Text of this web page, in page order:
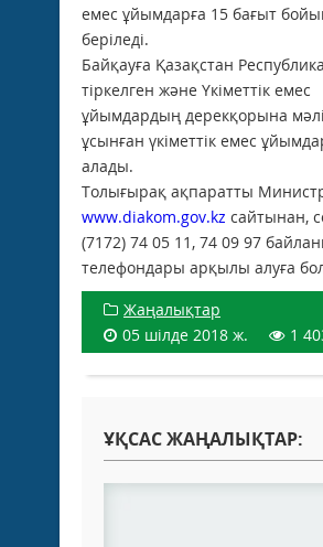
емес ұйымдарға 15 бағыт
беріледі.
Байқауға Қазақстан
тіркелген және Үкіметтік емес
ұйымдардың дерекқорына
ұсынған үкіметтік емес
алады.
Толығырақ ақпаратты
www.diakom.gov.kz сайтынан,
(7172) 74 05 11, 74 09 97
телефондары арқылы алуға
Жаңалықтар
05 шілде 2018 ж.
1
ҰҚСАС ЖАҢАЛЫҚТАР: